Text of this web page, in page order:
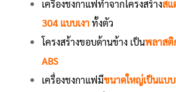
เครื่องชงกาแฟทำจากโครงสร้างสแ
304 แบบเงาทั้งตัว
โครงสร้างขอบด้านข้าง เป็นพลาสติ
ABS
เครื่องชงกาแฟมีขนาดใหญ่เป็นแบ